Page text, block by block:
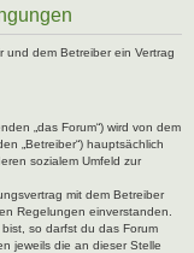
und dem Betreiber ein Vertrag
„das Forum“) wird von dem
„Betreiber“) hauptsächlich
sozialem Umfeld zur
mit dem Betreiber
Regelungen einverstanden.
so darfst du das Forum
jeweils die an dieser Stelle